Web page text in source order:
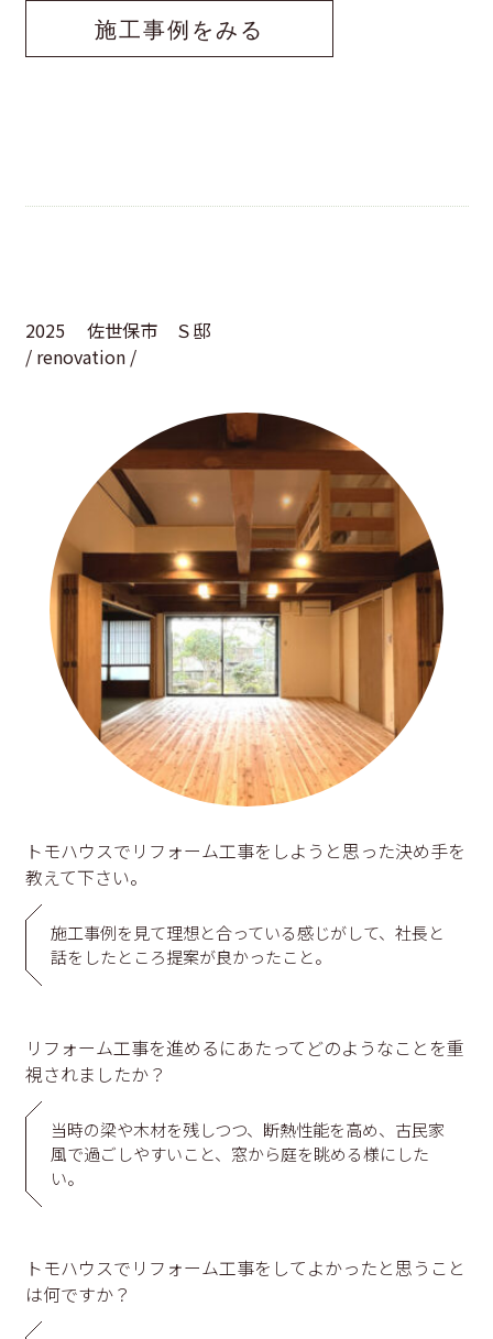
施工事例をみる
2025
佐世保市 Ｓ邸
/ renovation /
トモハウスでリフォーム工事をしようと思った決め手を
教えて下さい。
施工事例を見て理想と合っている感じがして、社長と
話をしたところ提案が良かったこと。
リフォーム工事を進めるにあたってどのようなことを重
視されましたか？
当時の梁や木材を残しつつ、断熱性能を高め、古民家
風で過ごしやすいこと、窓から庭を眺める様にした
い。
トモハウスでリフォーム工事をしてよかったと思うこと
は何ですか？